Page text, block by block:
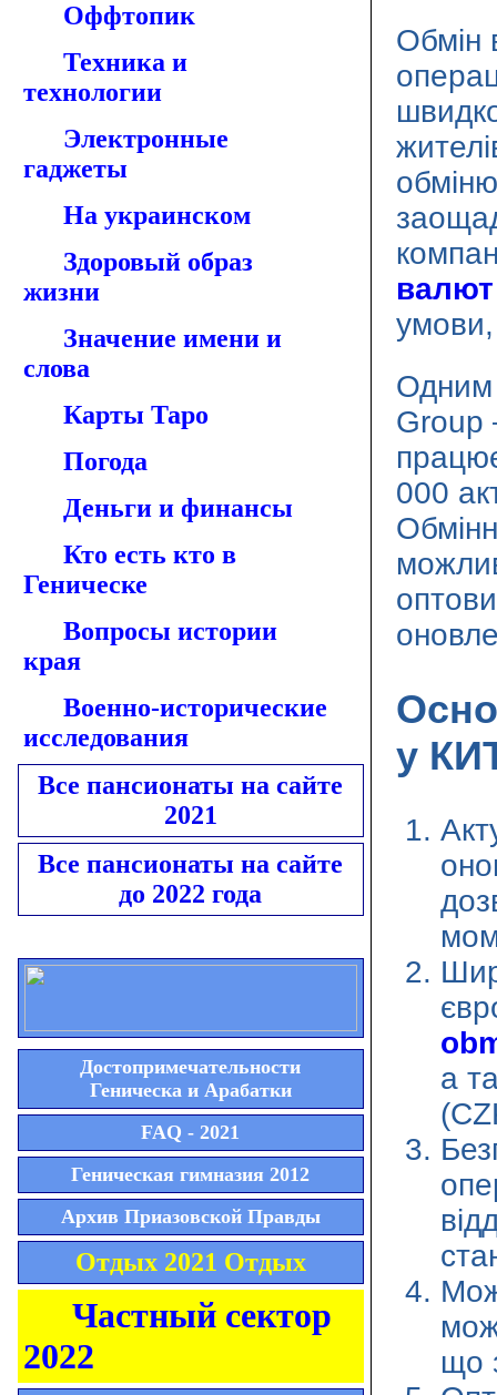
Оффтопик
Техника и
технологии
Электронные
гаджеты
На украинском
Здоровый образ
жизни
Значение имени и
слова
Карты Таро
Погода
Деньги и финансы
Кто есть кто в
Геническе
Вопросы истории
края
Военно-исторические
исследования
Все пансионаты на сайте
2021
Все пансионаты на сайте
до 2022 года
Достопримечательности
Геническа и Арабатки
FAQ - 2021
Геническая гимназия 2012
Архив Приазовской Правды
Отдых 2021 Отдых
Частный сектор
2022
Обмін
умови,
Одним
Group
000
у
а
що